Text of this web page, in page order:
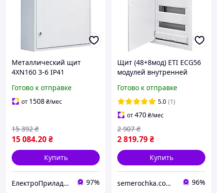
Металлический щит
4XN160 3-6 IP41
наружный 1101408
Готово к отправке
от 1508₴/мес
15 084.20₴
15 392 ₴
Купить
ЕлектроПриладТехСервіс 97%
Щит (48+8мод) ETI ECG56
модулей внутренней
дверцей бокс ЕТИ, шкаф
1101028
Готово к отправке
5.0 (1)
от470₴/мес
2 819.79₴
2 907 ₴
Купить
semerochka.com.ua 96%